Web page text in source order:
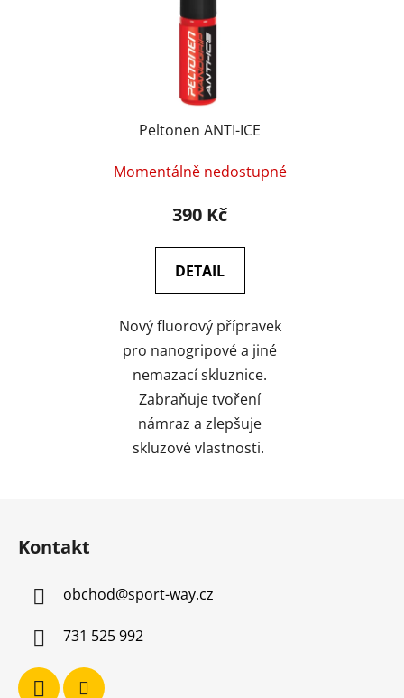
Peltonen ANTI-ICE
Momentálně nedostupné
390 Kč
DETAIL
Nový fluorový přípravek
pro nanogripové a jiné
nemazací skluznice.
Zabraňuje tvoření
námraz a zlepšuje
skluzové vlastnosti.
Kontakt
obchod@sport-way.cz
731 525 992